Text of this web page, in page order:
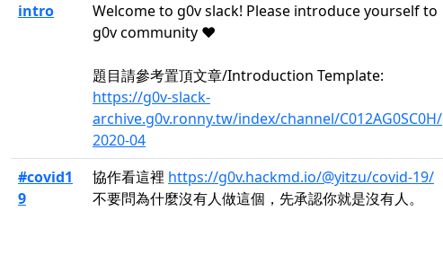
intro
Welcome to g0v slack! Please introduce yourself to
g0v community ❤️
題目請參考置頂文章/Introduction Template:
https://g0v-slack-
archive.g0v.ronny.tw/index/channel/C012AG0SC0H/
2020-04
#covid1
9
協作看這裡 https://g0v.hackmd.io/@yitzu/covid-19/
不要問為什麼沒有人做這個，先承認你就是沒有人。